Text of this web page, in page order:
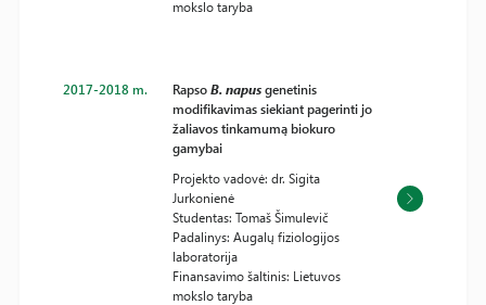
mokslo taryba
2017-2018 m. RapsoB. napusgenetinis
modifikavimas siekiant pagerinti jo
žaliavos tinkamumą biokuro
gamybai
Projekto vadovė: dr. Sigita
Jurkonienė
Studentas: Tomaš Šimulevič
Padalinys: Augalų fiziologijos
laboratorija
Finansavimo šaltinis: Lietuvos
mokslo taryba